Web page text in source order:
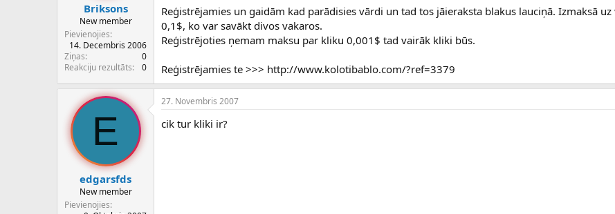
ā
c
ē
j
s
Briksons
New member
Pievienojies
14. Decembris 2006
Ziņas
0
Reakciju rezultāts
0
Reģistrējamies un gaidām kad parādisies vārdi un tad tos jāieraksta blakus lauciņā. Izmaksā
0,1$, ko var savākt divos vakaros.
Reģistrējoties ņemam maksu par kliku 0,001$ tad vairāk kliki būs.
Reģistrējamies te >>> http://www.kolotibablo.com/?ref=3379
E
edgarsfds
New member
Pievienojies
27. Novembris 2007
cik tur kliki ir?